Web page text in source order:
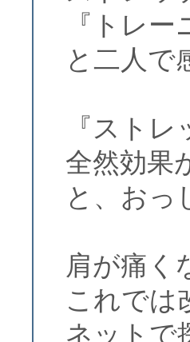
『トレ
と二人で
『スト
全然効果
と、おっ
肩が痛く
これでは
ネットで